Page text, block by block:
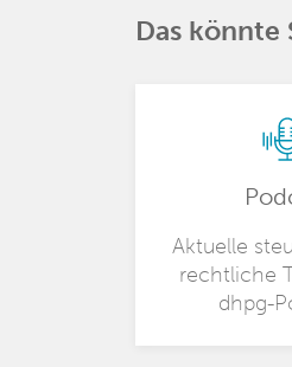
Das könnte
Aktuelle
rechtliche
dhpg-